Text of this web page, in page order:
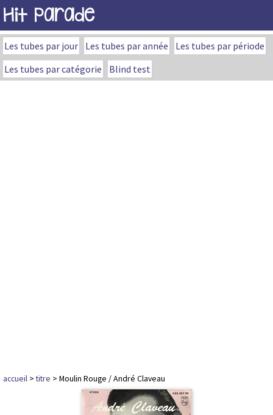
Hit Parade
Les tubes par jour Les tubes par année
Les tubes par période
Les tubes par catégorie
Blind test
accueil >titre > Moulin Rouge / André Claveau